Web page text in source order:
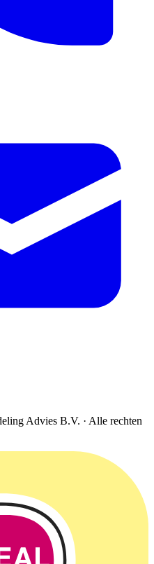
Advies B.V. · Alle rechten